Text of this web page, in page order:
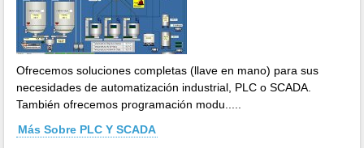
Ofrecemos soluciones completas (llave en mano) para sus
necesidades de automatización industrial, PLC o SCADA.
También ofrecemos programación modu.....
Más Sobre PLC Y SCADA